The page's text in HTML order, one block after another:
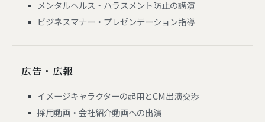
メンタルヘルス・ハラスメント防止の講演
ビジネスマナー・プレゼンテーション指導
広告・広報
イメージキャラクターの起用とCM出演交渉
採用動画・会社紹介動画への出演